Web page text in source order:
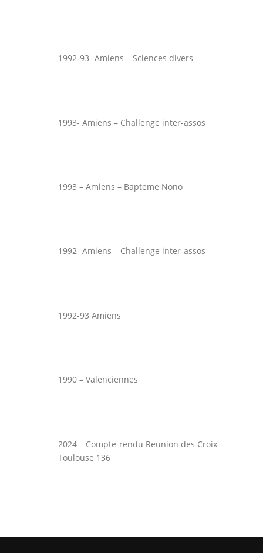
1992-93- Amiens – Sciences divers
1993- Amiens – Challenge inter-assos
1993 – Amiens – Bapteme Nono
1992- Amiens – Challenge inter-assos
1992-93 Amiens
1990 – Valenciennes
2024 – Compte-rendu Reunion des Croix –
Toulouse 136